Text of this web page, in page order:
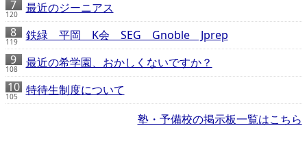
120 最近のジーニアス
119 鉄緑 平岡 K会 SEG Gnoble Jprep
108 最近の希学園、おかしくないですか？
105
特待生制度について
塾・予備校の掲示板一覧はこちら